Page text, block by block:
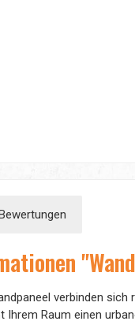
Bewertungen
verbinden
Ihrem Raum einen